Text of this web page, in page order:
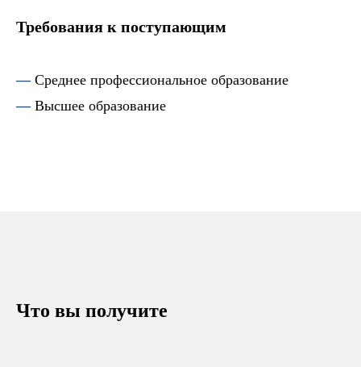
Требования к поступающим
—Среднее профессиональное образование
—Высшее образование
Что вы получите